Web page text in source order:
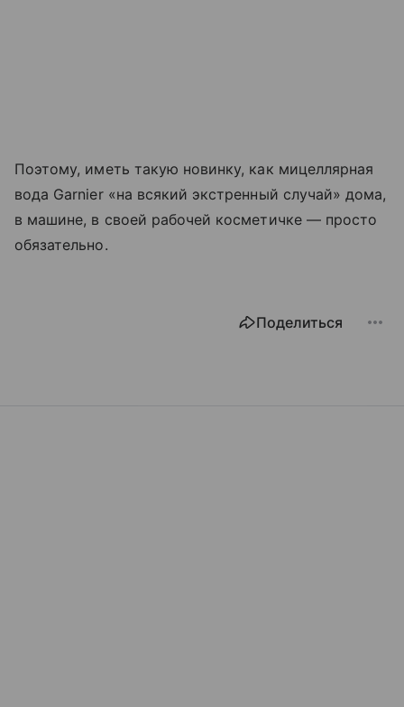
Поэтому, иметь такую новинку, как мицеллярная
вода Garnier «на всякий экстренный случай» дома,
в машине, в своей рабочей косметичке — просто
обязательно.
Поделиться